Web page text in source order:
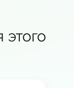
этого